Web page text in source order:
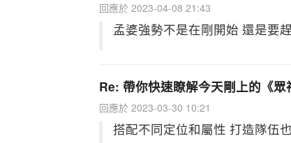
回應於 2023-04-08 21:43
孟婆強勢不是在剛開始 還是要
Re: 帶你快速瞭解今天剛上的《
回應於 2023-03-30 10:21
搭配不同定位和屬性 打造隊伍